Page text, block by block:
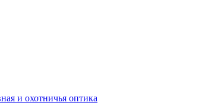
и охотничья оптика